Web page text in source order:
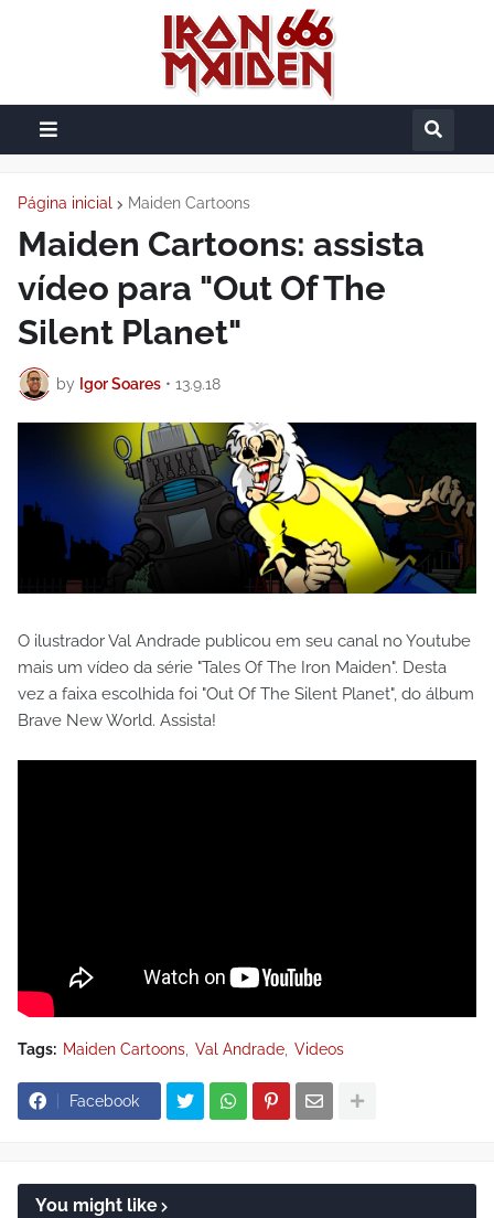
Página inicial Maiden Cartoons
Maiden Cartoons: assista
vídeo para "Out Of The
Silent Planet"
by Igor Soares • 13.9.18
O ilustrador Val Andrade publicou em seu canal no Youtube
mais um vídeo da série "Tales Of The Iron Maiden". Desta
vez a faixa escolhida foi "Out Of The Silent Planet", do álbum
Brave New World. Assista!
Tags: Maiden Cartoons Val Andrade Videos
Facebook
You might like